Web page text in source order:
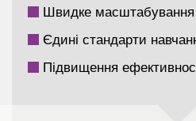
Швидке масштабування
Єдині стандарти
Підвищення